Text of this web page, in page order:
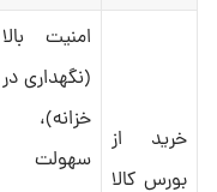
خرید از
بورس کالا
امنیت بالا
(نگهداری در
خزانه)،
سهولت